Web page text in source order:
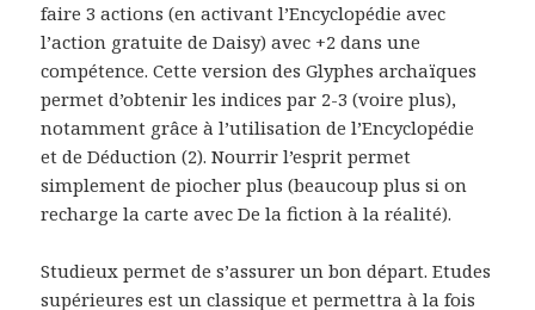
faire 3 actions (en activant l’Encyclopédie avec
l’action gratuite de Daisy) avec +2 dans une
compétence. Cette version des Glyphes archaïques
permet d’obtenir les indices par 2-3 (voire plus),
notamment grâce à l’utilisation de l’Encyclopédie
et de Déduction (2). Nourrir l’esprit permet
simplement de piocher plus (beaucoup plus si on
recharge la carte avec De la fiction à la réalité).
Studieux permet de s’assurer un bon départ. Etudes
supérieures est un classique et permettra à la fois